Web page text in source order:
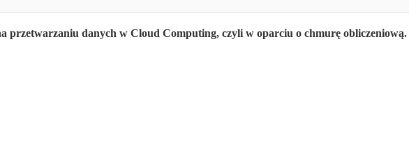
przetwarzaniu danych w Cloud Computing, czyli w oparciu o chmurę obliczeniową.